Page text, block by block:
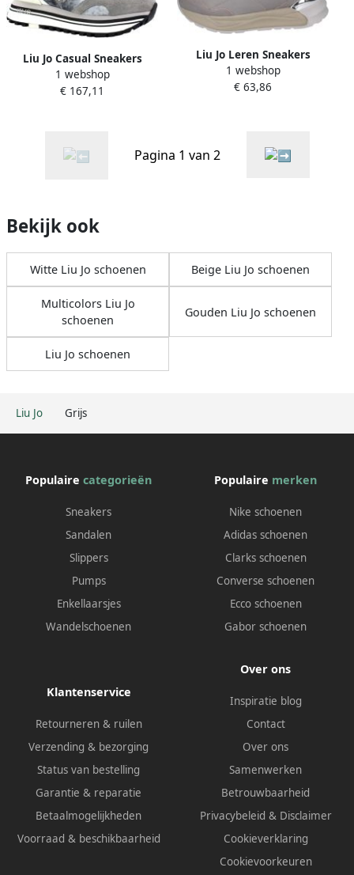
Liu Jo Grijs
Liu Jo Casual Sneakers
1 webshop
€ 167,11
Liu Jo Leren Sneakers
1 webshop
€ 63,86
Pagina 1 van 2
Bekijk ook
Witte Liu Jo schoenen Beige Liu Jo schoenen
Multicolors Liu Jo
schoenen
Gouden Liu Jo schoenen
Liu Jo schoenen
Populaire categorieën
Sneakers
Sandalen
Slippers
Pumps
Enkellaarsjes
Wandelschoenen
Populaire merken
Nike schoenen
Adidas schoenen
Clarks schoenen
Converse schoenen
Ecco schoenen
Gabor schoenen
Klantenservice
Retourneren & ruilen
Verzending & bezorging
Status van bestelling
Garantie & reparatie
Betaalmogelijkheden
Voorraad & beschikbaarheid
Over ons
Inspiratie blog
Contact
Over ons
Samenwerken
Betrouwbaarheid
Privacybeleid & Disclaimer
Cookieverklaring
Cookievoorkeuren